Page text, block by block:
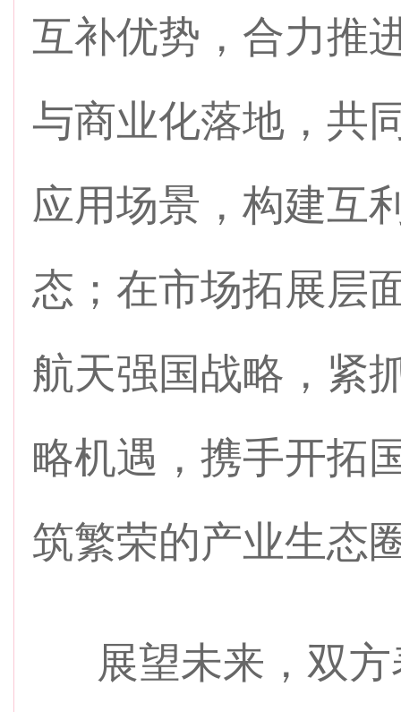
互补优势，合力推
与商业化落地，共
应用场景，构建互
态；在市场拓展层
航天强国战略，紧
略机遇，携手开拓
筑繁荣的产业生态
展望未来，双方